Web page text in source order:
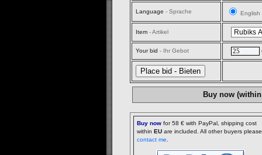
Language - Sprache English
Item - Artikel
Your bid - Ihr Gebot
Buy now
Buy nowfor 58 € with PayPal, shipping cost
within EUare included. All other buyers please
contact me